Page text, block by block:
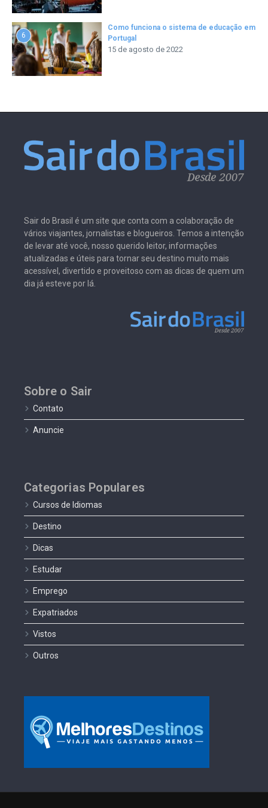
6
Como funciona o sistema de educação em
Portugal
15 de agosto de 2022
Sair do Brasil é um site que conta com a colaboração de
vários viajantes, jornalistas e blogueiros. Temos a intenção
de levar até você, nosso querido leitor, informações
atualizadas e úteis para tornar seu destino muito mais
acessível, divertido e proveitoso com as dicas de quem um
dia já esteve por lá.
Sobre o Sair
Contato
Anuncie
Categorias Populares
Cursos de Idiomas
Destino
Dicas
Estudar
Emprego
Expatriados
Vistos
Outros